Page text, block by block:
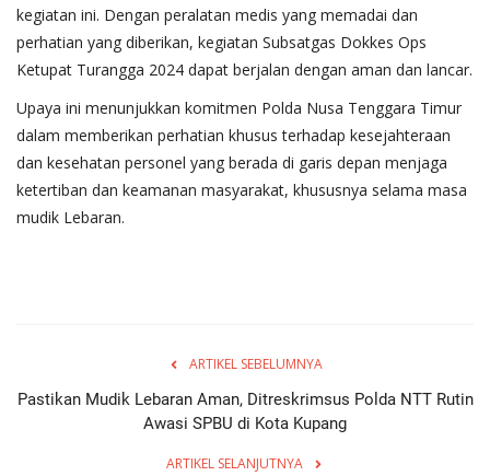
kegiatan ini. Dengan peralatan medis yang memadai dan
perhatian yang diberikan, kegiatan Subsatgas Dokkes Ops
Ketupat Turangga 2024 dapat berjalan dengan aman dan lancar.
Upaya ini menunjukkan komitmen Polda Nusa Tenggara Timur
dalam memberikan perhatian khusus terhadap kesejahteraan
dan kesehatan personel yang berada di garis depan menjaga
ketertiban dan keamanan masyarakat, khususnya selama masa
mudik Lebaran.
ARTIKEL SEBELUMNYA
Pastikan Mudik Lebaran Aman, Ditreskrimsus Polda NTT Rutin
Awasi SPBU di Kota Kupang
ARTIKEL SELANJUTNYA